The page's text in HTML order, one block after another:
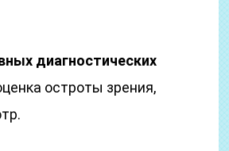
диагностических
остроты зрения,